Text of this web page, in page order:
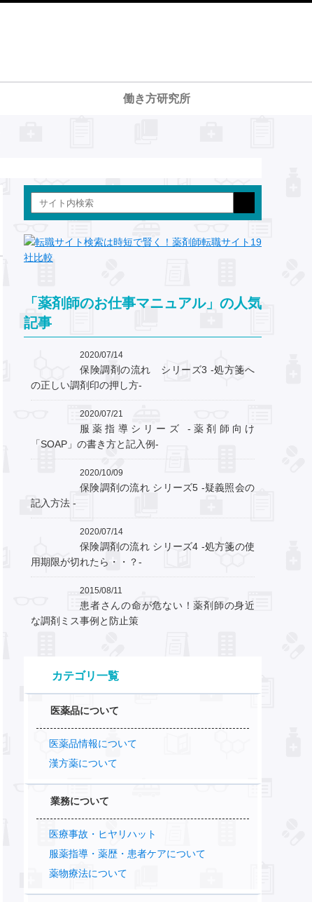
働き方研究所
「薬剤師のお仕事マニュアル」の人気
記事
2020/07/14
保険調剤の流れ シリーズ3 ‐処方箋へ
の正しい調剤印の押し方‐
2020/07/21
服薬指導シリーズ ‐薬剤師向け
「SOAP」の書き方と記入例‐
2020/10/09
保険調剤の流れ シリーズ5 ‐疑義照会の
記入方法 ‐
2020/07/14
保険調剤の流れ シリーズ4 ‐処方箋の使
用期限が切れたら・・？‐
2015/08/11
患者さんの命が危ない！薬剤師の身近
な調剤ミス事例と防止策
カテゴリ一覧
医薬品について
医薬品情報について
漢方薬について
業務について
医療事故・ヒヤリハット
服薬指導・薬歴・患者ケアについて
薬物療法について